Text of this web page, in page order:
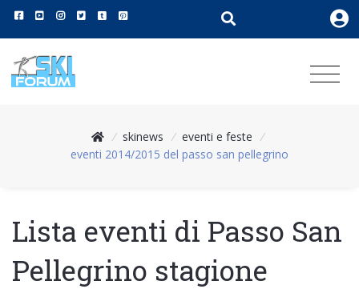
/ skinews / eventi e feste /
eventi 2014/2015 del passo san pellegrino
Lista eventi di Passo San
Pellegrino stagione